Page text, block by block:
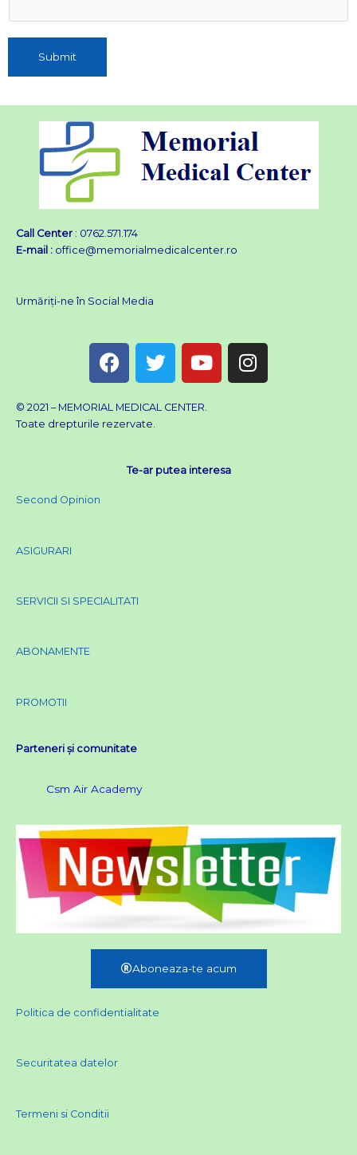
Submit
Call Center : 0762.571.174
E-mail : office@memorialmedicalcenter.ro
Urmăriți-ne în Social Media
F
a
e
b
T
w
t
t
r
Y
o
t
e
I
n
© 2021 – MEMORIAL MEDICAL CENTER.
Toate drepturile rezervate.
Te-ar putea interesa
Second Opinion
ASIGURARI
SERVICII SI SPECIALITATI
ABONAMENTE
PROMOTII
Parteneri și comunitate
Csm Air Academy
Aboneaza-te acum
Politica de confidentialitate
Securitatea datelor
Termeni si Conditii